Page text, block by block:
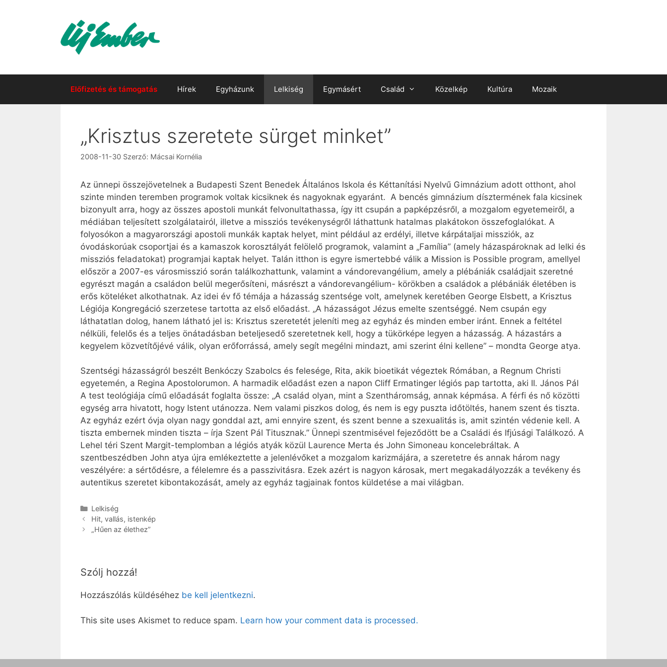
Előfizetés és támogatás Hírek Egyházunk Lelkiség Egymásért Család Közelkép Kultúra Mozaik
„Krisztus szeretete sürget minket”
2008-11-30 Szerző: Mácsai Kornélia
Az ünnepi összejövetelnek a Budapesti Szent Benedek Általános Iskola és Kéttanítási Nyelvű Gimnázium adott otthont, ahol
szinte minden teremben programok voltak kicsiknek és nagyoknak egyaránt. A bencés gimnázium dísztermének fala kicsinek
bizonyult arra, hogy az összes apostoli munkát felvonultathassa, így itt csupán a papképzésről, a mozgalom egyetemeiről, a
médiában teljesített szolgálatairól, illetve a missziós tevékenységről láthattunk hatalmas plakátokon összefoglalókat. A
folyosókon a magyarországi apostoli munkák kaptak helyet, mint például az erdélyi, illetve kárpátaljai missziók, az
óvodáskorúak csoportjai és a kamaszok korosztályát felölelő programok, valamint a „Família” (amely házaspároknak ad lelki és
missziós feladatokat) programjai kaptak helyet. Talán itthon is egyre ismertebbé válik a Mission is Possible program, amellyel
először a 2007-es városmisszió során találkozhattunk, valamint a vándorevangélium, amely a plébániák családjait szeretné
egyrészt magán a családon belül megerősíteni, másrészt a vándorevangélium- körökben a családok a plébániák életében is
erős köteléket alkothatnak. Az idei év fő témája a házasság szentsége volt, amelynek keretében George Elsbett, a Krisztus
Légiója Kongregáció szerzetese tartotta az első előadást. „A házasságot Jézus emelte szentséggé. Nem csupán egy
láthatatlan dolog, hanem látható jel is: Krisztus szeretetét jeleníti meg az egyház és minden ember iránt. Ennek a feltétel
nélküli, felelős és a teljes önátadásban beteljesedő szeretetnek kell, hogy a tükörképe legyen a házasság. A házastárs a
kegyelem közvetítőjévé válik, olyan erőforrássá, amely segít megélni mindazt, ami szerint élni kellene” – mondta George atya.
Szentségi házasságról beszélt Benkóczy Szabolcs és felesége, Rita, akik bioetikát végeztek Rómában, a Regnum Christi
egyetemén, a Regina Apostolorumon. A harmadik előadást ezen a napon Cliff Ermatinger légiós pap tartotta, aki II. János Pál
A test teológiája című előadását foglalta össze: „A család olyan, mint a Szentháromság, annak képmása. A férfi és nő közötti
egység arra hivatott, hogy Istent utánozza. Nem valami piszkos dolog, és nem is egy puszta időtöltés, hanem szent és tiszta.
Az egyház ezért óvja olyan nagy gonddal azt, ami ennyire szent, és szent benne a szexualitás is, amit szintén védenie kell. A
tiszta embernek minden tiszta – írja Szent Pál Titusznak.” Ünnepi szentmisével fejeződött be a Családi és Ifjúsági Találkozó. A
Lehel téri Szent Margit-templomban a légiós atyák közül Laurence Merta és John Simoneau koncelebráltak. A
szentbeszédben John atya újra emlékeztette a jelenlévőket a mozgalom karizmájára, a szeretetre és annak három nagy
veszélyére: a sértődésre, a félelemre és a passzivitásra. Ezek azért is nagyon károsak, mert megakadályozzák a tevékeny és
autentikus szeretet kibontakozását, amely az egyház tagjainak fontos küldetése a mai világban.
Kategória
Lelkiség
Hit, vallás, istenkép
„Hűen az élethez”
Szólj hozzá!
Hozzászólás küldéséhez be kell jelentkezni.
This site uses Akismet to reduce spam. Learn how your comment data is processed.